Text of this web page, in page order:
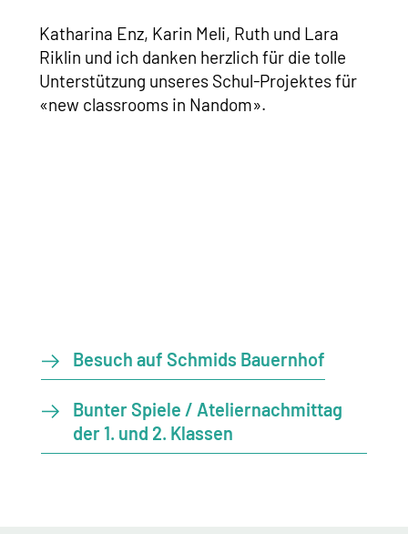
Katharina Enz, Karin Meli, Ruth und Lara
Riklin und ich danken herzlich für die tolle
Unterstützung unseres Schul-Projektes für
«new classrooms in Nandom».
Besuch auf Schmids Bauernhof
Bunter Spiele / Ateliernachmittag
der 1. und 2. Klassen